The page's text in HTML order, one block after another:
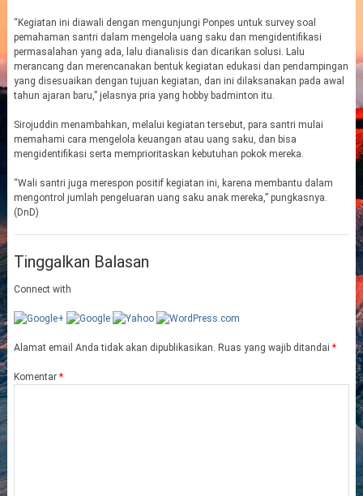
“Kegiatan ini diawali dengan mengunjungi Ponpes untuk survey soal
pemahaman santri dalam mengelola uang saku dan mengidentifikasi
permasalahan yang ada, lalu dianalisis dan dicarikan solusi. Lalu
merancang dan merencanakan bentuk kegiatan edukasi dan pendampingan
yang disesuaikan dengan tujuan kegiatan, dan ini dilaksanakan pada awal
tahun ajaran baru,” jelasnya pria yang hobby badminton itu.
Sirojuddin menambahkan, melalui kegiatan tersebut, para santri mulai
memahami cara mengelola keuangan atau uang saku, dan bisa
mengidentifikasi serta memprioritaskan kebutuhan pokok mereka.
“Wali santri juga merespon positif kegiatan ini, karena membantu dalam
mengontrol jumlah pengeluaran uang saku anak mereka,” pungkasnya.
(DnD)
Tinggalkan Balasan
Connect with
Alamat email Anda tidak akan dipublikasikan. Ruas yang wajib ditandai *
Komentar *